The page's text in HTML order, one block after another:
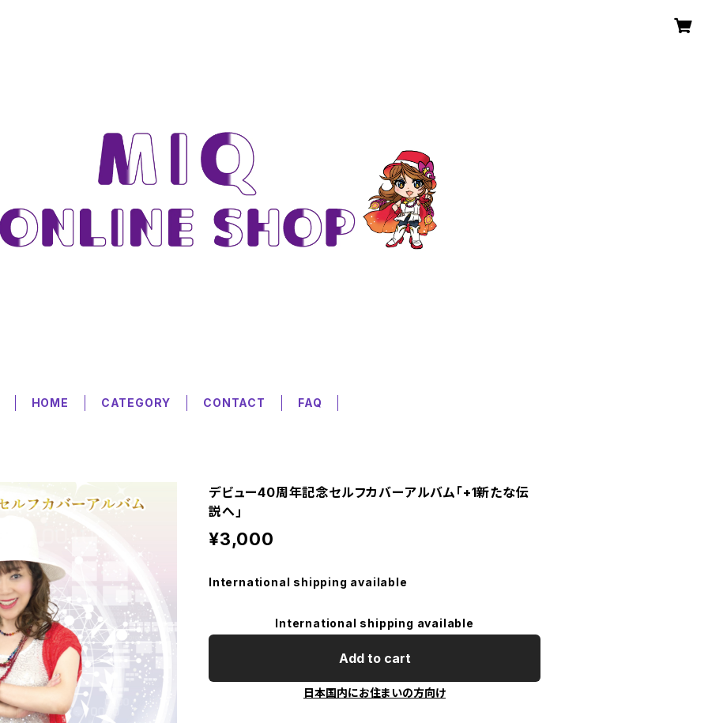
HOME CATEGORY CONTACT FAQ
デビュー40周年記念セルフカバーアルバム｢+1新たな伝
説へ｣
¥3,000
International shipping available
International shipping available
Add to cart
日本国内にお住まいの方向け